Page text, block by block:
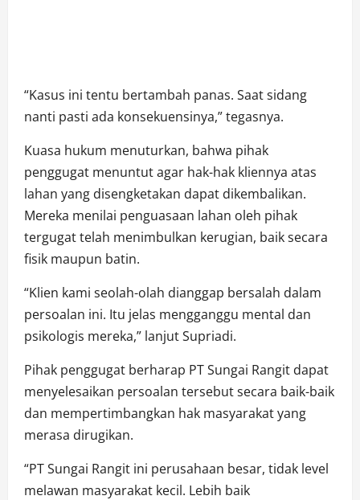
“Kasus ini tentu bertambah panas. Saat sidang
nanti pasti ada konsekuensinya,” tegasnya.
Kuasa hukum menuturkan, bahwa pihak
penggugat menuntut agar hak-hak kliennya atas
lahan yang disengketakan dapat dikembalikan.
Mereka menilai penguasaan lahan oleh pihak
tergugat telah menimbulkan kerugian, baik secara
fisik maupun batin.
“Klien kami seolah-olah dianggap bersalah dalam
persoalan ini. Itu jelas mengganggu mental dan
psikologis mereka,” lanjut Supriadi.
Pihak penggugat berharap PT Sungai Rangit dapat
menyelesaikan persoalan tersebut secara baik-baik
dan mempertimbangkan hak masyarakat yang
merasa dirugikan.
“PT Sungai Rangit ini perusahaan besar, tidak level
melawan masyarakat kecil. Lebih baik